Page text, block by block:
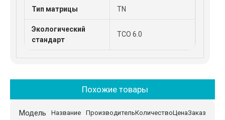
Тип матрицы TN
Экологический
стандарт
TCO 6.0
Похожие товары
Название Производитель
Модель КоличествоЦенаЗаказ